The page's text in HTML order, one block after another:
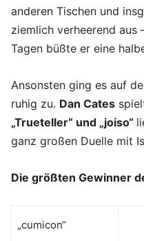
anderen Tischen und
ziemlich verheerend aus
Tagen büßte er eine
Ansonsten ging es auf
ruhig zu. Dan Cates
„Trueteller“ und „joiso“
ganz großen Duelle mit
Die größten Gewinner
„cumicon“